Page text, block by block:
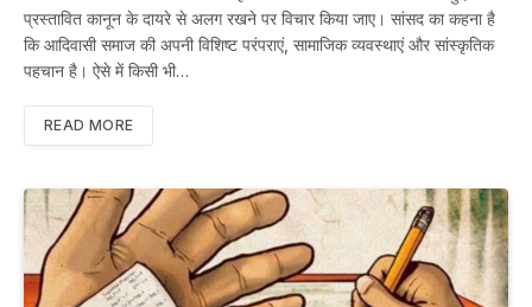
प्रस्तावित कानून के दायरे से अलग रखने पर विचार किया जाए। सांसद का कहना है
कि आदिवासी समाज की अपनी विशिष्ट परंपराएं, सामाजिक व्यवस्थाएं और सांस्कृतिक
पहचान है। ऐसे में किसी भी…
READ MORE